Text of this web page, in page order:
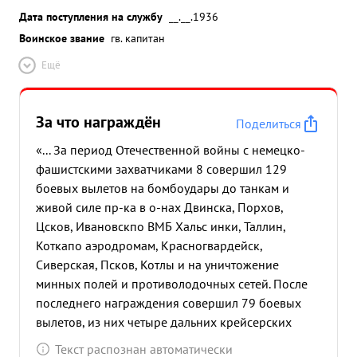
Дата поступления на службу
__.__.1936
Воинское звание гв. капитан
Ещё
За что награждён
Поделиться
«... За период Отечественной войны с немецко-
фашистскими захватчиками 8 совершил 129
боевых вылетов на бомбоудары до танкам и
живой силе пр-ка в о-нах Двинска, Порхов,
Цсков, Ивановскпо ВМБ Хальс инки, Таллин,
Коткапо аэродромам, Красногвардейск,
Сиверская, Псков, Котлы и на уничтожение
минных полей и противолодочных сетей. После
последнего награждения совершил 79 боевых
вылетов, из них четыре дальних крейсерских
полета с торпедой в Балтийское море. Все полеты
Текст распознан автоматически